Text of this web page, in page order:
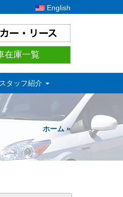
English
在庫一覧
タッフ紹介
ホーム »